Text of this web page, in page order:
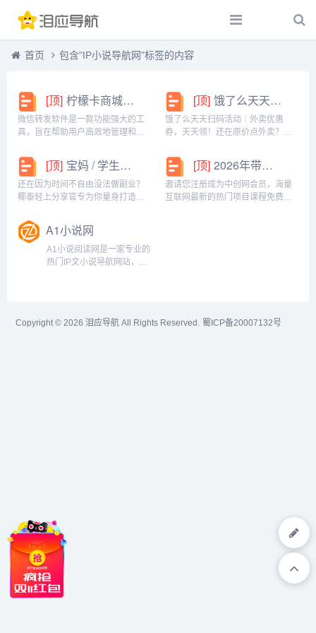
首页 包含"IP小说导航网"标签的内容
[顶] 柠檬卡商城24h自动发卡平台虚拟商品激活码自助购买商城
微信转发软件是一款功能强大的工
具，旨在帮助用户高效地管理和操
能，包括一键转发、朋友圈转发和
微信抢红包等。一键转发软件使得
用户可以轻松地将消息、图片或其
他内容快速转发给多个...
[顶] 饿了么天天扫码活动｜外卖优惠券，天天领！
饿了么天天扫码活动｜外卖优惠
券，天天领！还在原价点外卖？你
码活动」，用微信扫一扫，就能领
外卖专属优惠券，先领券再下单，
省钱更划算！优惠覆盖全场景早餐
汉堡、午餐快餐、晚餐炸...
[顶] 宝妈 / 学生党看过来！椰泰轻上分享官，时间自由，在家也能赚
还在因为时间不自由没法做副业？
椰泰轻上分享官专为你量身打造！
是想赚生活费的学生党，都能在这
里找到适合自己的增收方式。成为
分享官，你可以自由安排时间：带
娃间隙、下课碎片、睡...
[顶] 2026年带你闷声赚大钱，轻松月赚1000+
邀请您注册成为中创网会员，海量
互联网最新的热门项目课程免费学
A1小说网
A1小说阅读网是一家专业的
热门IP文小说导航网站，这
小说、重生小说，男生和女
Copyright © 2026 泪应导航 All Rights Reserved. 蜀ICP备20007132号